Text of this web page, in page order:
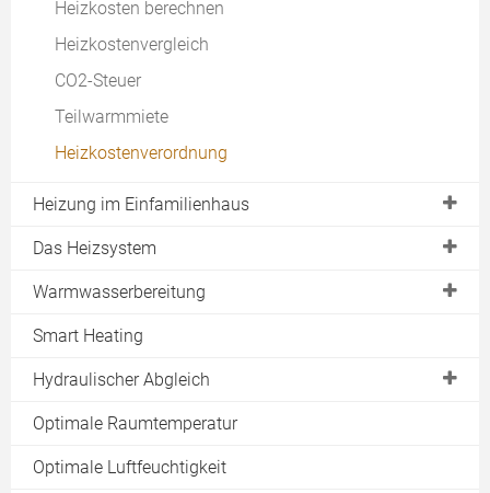
Energieausweis
Heizkosten berechnen
Heizkostenvergleich
CO2-Steuer
Teilwarmmiete
Heizkostenverordnung
Heizung im Einfamilienhaus
Heizung im Neubau
Heizung im Passivhaus
Heizungswartung
Heizungscheck
Das Heizsystem
Regenerativ Heizen
Mit Gas & Öl heizen
Umwälzpumpe
Heizungspumpe
Warmwasserbereitung
Zentrale Warmwasserbereitung
Dezentrale Warmwasserbereitung
Zirkulationspumpe
Smart Heating
Hydraulischer Abgleich
Kosten eines hydraulischen Abgleichs
Hydraulischer Abgleich Förderung
Optimale Raumtemperatur
Optimale Luftfeuchtigkeit